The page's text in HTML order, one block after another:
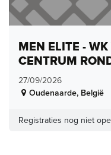
MEN ELITE -
CENTRUM
27/09/2026
Oudenaarde, België
Registraties nog niet